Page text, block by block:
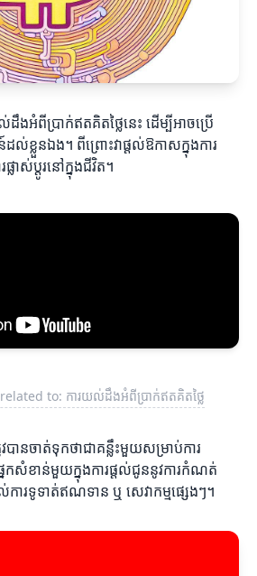
ងអំពីប្រាក់ឥតគិតថ្លៃនេះ ដើម្បីអាចប្រើ
ល់ខ្លួនឯង។ ពីព្រោះវាផ្តល់ឱកាសក្នុងការ
លាស់ប្តូរនៅក្នុងជីវិត។
to: ការយល់ដឹងអំពីប្រាក់ឥតគិតថ្លៃ
វបានចាត់ទុកថាជាគន្លឹះមួយសម្រាប់ការ
នែកសំខាន់មួយក្នុងការផ្តល់ជូននូវការកំណត់
រទូទាត់ឥណទាន ឬ សេវាកម្មផ្សេងៗ។